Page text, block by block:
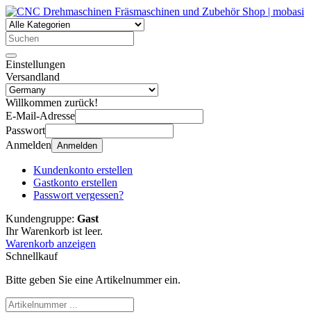
Einstellungen
Versandland
Willkommen zurück!
E-Mail-Adresse
Passwort
Anmelden Anmelden
Kundenkonto erstellen
Gastkonto erstellen
Passwort vergessen?
Kundengruppe: Gast
Ihr Warenkorb ist leer.
Warenkorb anzeigen
Schnellkauf
Bitte geben Sie eine Artikelnummer ein.